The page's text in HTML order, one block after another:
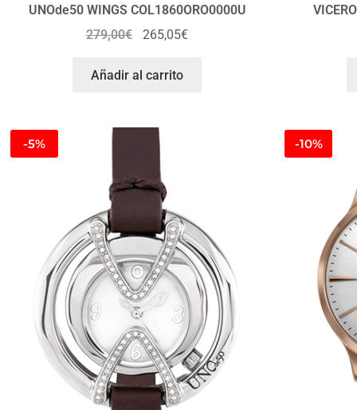
UNOde50 WINGS COL1860ORO0000U
279,00€ 265,05€
Añadir al carrito
-5% -10%